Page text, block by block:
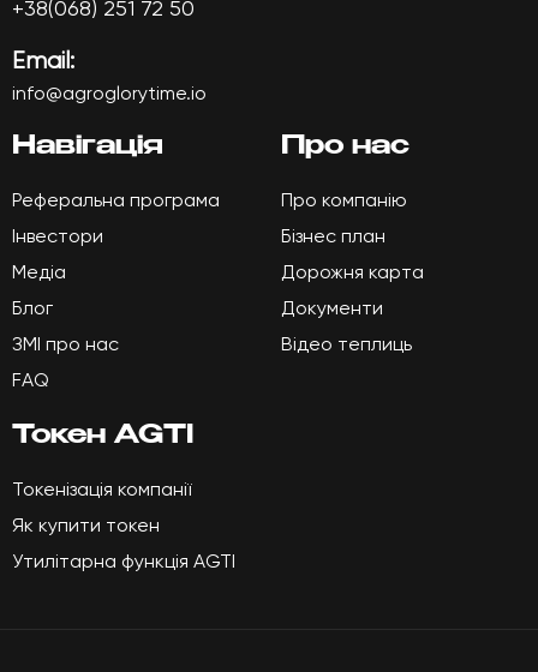
+38(068) 251 72 50
Email:
info@agroglorytime.io
Навігація
Реферальна програма
Інвестори
Медіа
Блог
ЗМІ про нас
FAQ
Про нас
Про компанію
Бізнес план
Дорожня карта
Документи
Відео теплиць
Токен AGTI
Токенізація компанії
Як купити токен
Утилітарна функція AGTI
МЕДІА
Мова:
Наші соцмережі:
info@agroglorytime.io